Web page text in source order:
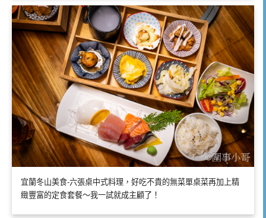
宜蘭冬山美食-六張桌中式料理，好吃不貴的無菜單桌菜再加上精
緻豐富的定食套餐～我一試就成主顧了！